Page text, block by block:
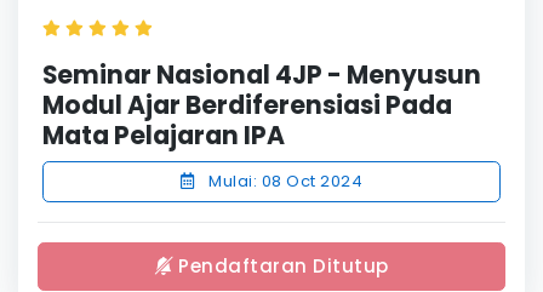
Seminar Nasional 4JP - Menyusun
Modul Ajar Berdiferensiasi Pada
Mata Pelajaran IPA
Mulai: 08 Oct 2024
Pendaftaran Ditutup